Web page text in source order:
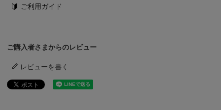
ご利用ガイド
ご購入者さまからのレビュー
レビューを書く